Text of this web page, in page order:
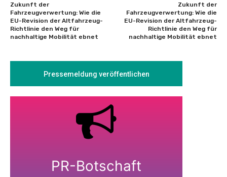
Zukunft der
Fahrzeugverwertung: Wie die
EU-Revision der Altfahrzeug-
Richtlinie den Weg für
nachhaltige Mobilität ebnet
Zukunft der
Fahrzeugverwertung: Wie die
EU-Revision der Altfahrzeug-
Richtlinie den Weg für
nachhaltige Mobilität ebnet
Pressemeldung veröffentlichen
PR-Botschaft